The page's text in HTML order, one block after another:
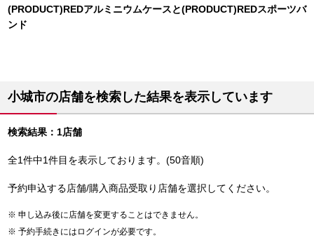
(PRODUCT)REDアルミニウムケースと(PRODUCT)REDスポーツバ
ンド
小城市の店舗を検索した結果を表示しています
検索結果：1店舗
全1件中1件目を表示しております。(50音順)
予約申込する店舗/購入商品受取り店舗を選択してください。
申し込み後に店舗を変更することはできません。
予約手続きにはログインが必要です。